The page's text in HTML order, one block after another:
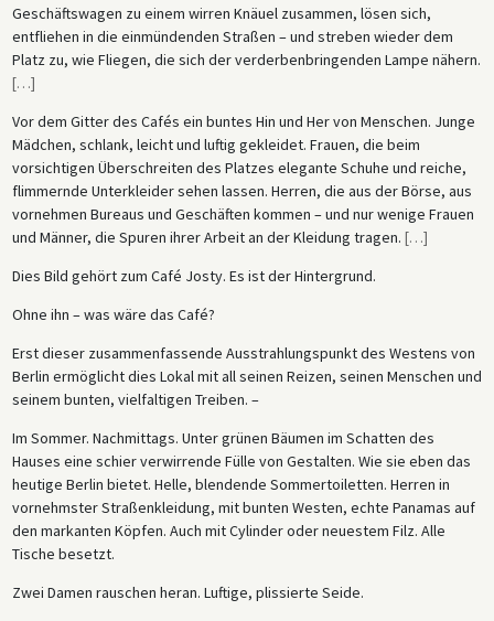
Geschäftswagen zu einem wirren Knäuel zusammen, lösen sich,
entfliehen in die einmündenden Straßen – und streben wieder dem
Platz zu, wie Fliegen, die sich der verderbenbringenden Lampe nähern.
[…]
Vor dem Gitter des Cafés ein buntes Hin und Her von Menschen. Junge
Mädchen, schlank, leicht und luftig gekleidet. Frauen, die beim
vorsichtigen Überschreiten des Platzes elegante Schuhe und reiche,
flimmernde Unterkleider sehen lassen. Herren, die aus der Börse, aus
vornehmen Bureaus und Geschäften kommen – und nur wenige Frauen
und Männer, die Spuren ihrer Arbeit an der Kleidung tragen. […]
Dies Bild gehört zum Café Josty. Es ist der Hintergrund.
Ohne ihn – was wäre das Café?
Erst dieser zusammenfassende Ausstrahlungspunkt des Westens von
Berlin ermöglicht dies Lokal mit all seinen Reizen, seinen Menschen und
seinem bunten, vielfaltigen Treiben. –
Im Sommer. Nachmittags. Unter grünen Bäumen im Schatten des
Hauses eine schier verwirrende Fülle von Gestalten. Wie sie eben das
heutige Berlin bietet. Helle, blendende Sommertoiletten. Herren in
vornehmster Straßenkleidung, mit bunten Westen, echte Panamas auf
den markanten Köpfen. Auch mit Cylinder oder neuestem Filz. Alle
Tische besetzt.
Zwei Damen rauschen heran. Luftige, plissierte Seide.